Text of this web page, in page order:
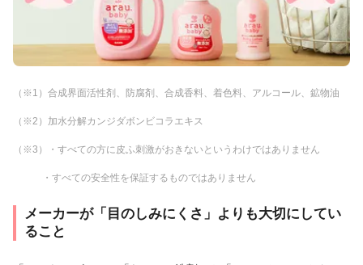
（※1）合成界面活性剤、防腐剤、合成香料、着色料、アルコール、鉱物油
（※2）加水分解カンジダボンビコラエキス
（※3）・すべての方に皮ふ刺激がおきないというわけではありません
・すべての安全性を保証するものではありません
メーカーが「目のしみにくさ」よりも大切にしてい
ること